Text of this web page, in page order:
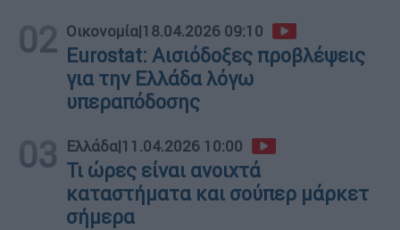
02 Οικονομία|18.04.2026 09:10
Eurostat: Αισιόδοξες προβλέψεις
για την Ελλάδα λόγω
υπεραπόδοσης
03 Ελλάδα|11.04.2026 10:00
Τι ώρες είναι ανοιχτά
καταστήματα και σούπερ μάρκετ
σήμερα